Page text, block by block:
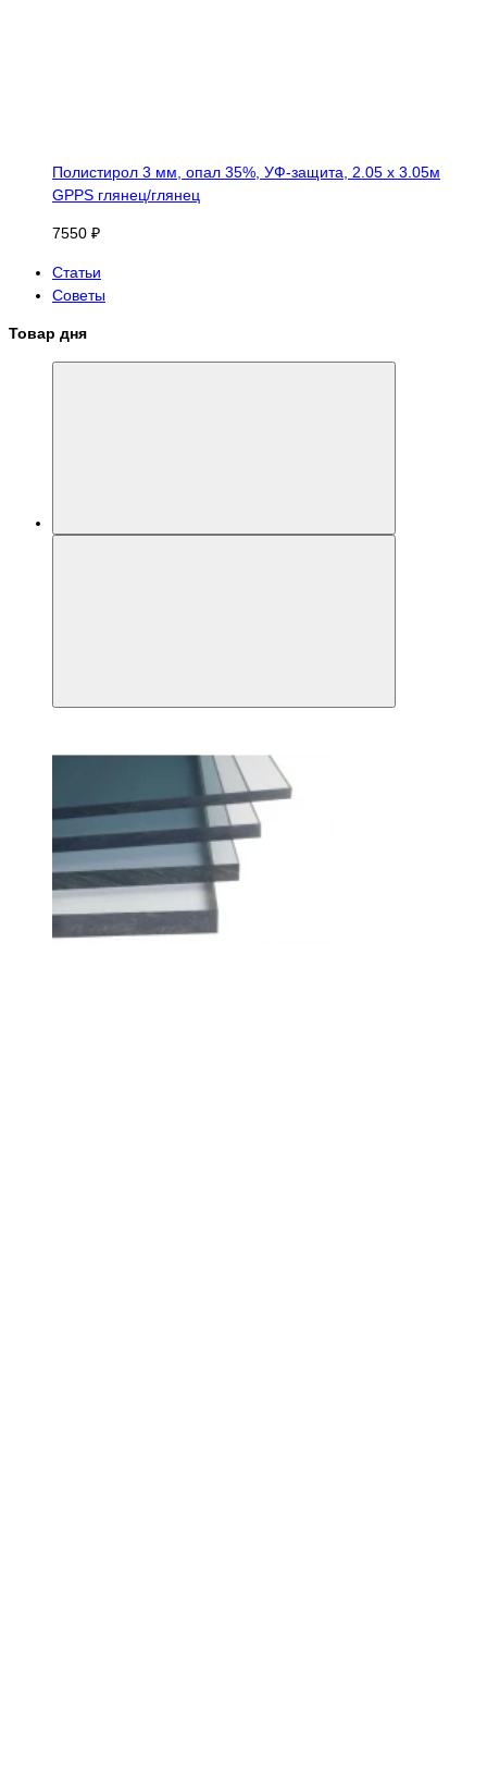
Полистирол 3 мм, опал 35%, УФ-защита, 2.05 х 3.05м
GPPS глянец/глянец
7550 ₽
Статьи
Советы
Товар дня